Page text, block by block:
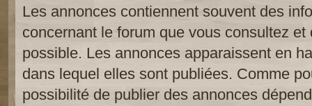
Les annonces contiennent souvent des
concernant le forum que vous consultez
possible. Les annonces apparaissent en
dans lequel elles sont publiées. Comme
possibilité de publier des annonces